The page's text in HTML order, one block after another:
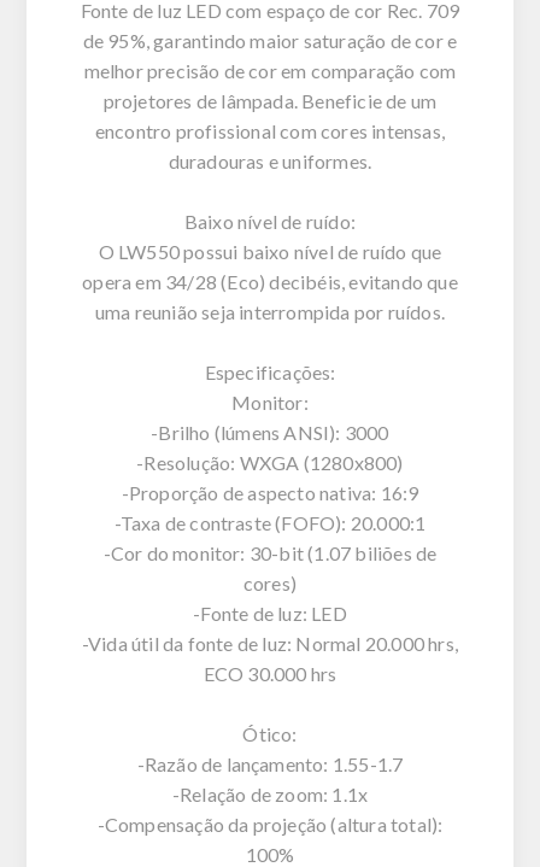
Fonte de luz LED com espaço de cor Rec. 709
de 95%, garantindo maior saturação de cor e
melhor precisão de cor em comparação com
projetores de lâmpada. Beneficie de um
encontro profissional com cores intensas,
duradouras e uniformes.
Baixo nível de ruído:
O LW550 possui baixo nível de ruído que
opera em 34/28 (Eco) decibéis, evitando que
uma reunião seja interrompida por ruídos.
Especificações:
Monitor:
-Brilho (lúmens ANSI): 3000
-Resolução: WXGA (1280x800)
-Proporção de aspecto nativa: 16:9
-Taxa de contraste (FOFO): 20.000:1
-Cor do monitor: 30-bit (1.07 biliões de
cores)
-Fonte de luz: LED
-Vida útil da fonte de luz: Normal 20.000 hrs,
ECO 30.000 hrs
Ótico:
-Razão de lançamento: 1.55-1.7
-Relação de zoom: 1.1x
-Compensação da projeção (altura total):
100%